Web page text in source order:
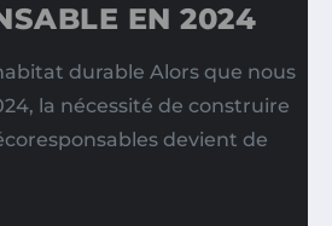
EN 2024
durable Alors que nous
la nécessité de construire
devient de